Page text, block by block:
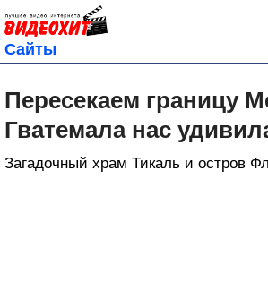
Сайты
Пересекаем границу
Гватемала нас
Загадочный храм Тикаль и остров